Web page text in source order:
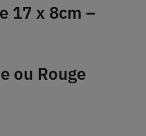
17 x 8cm –
ou Rouge